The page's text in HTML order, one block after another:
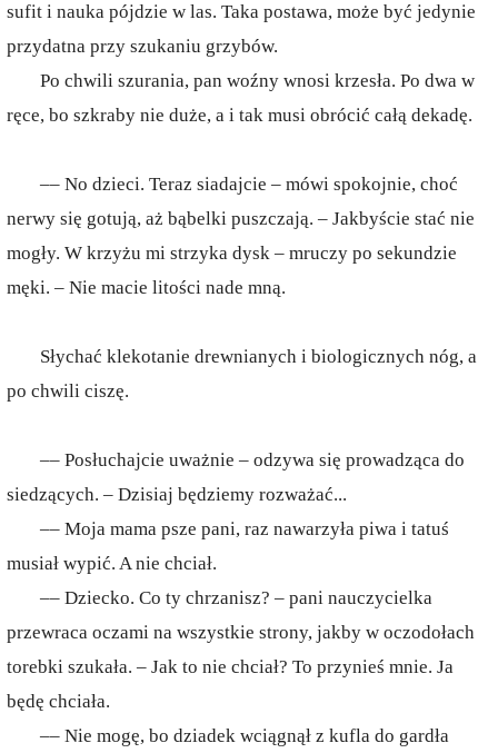
sufit i nauka pójdzie w las. Taka postawa, może być jedynie
przydatna przy szukaniu grzybów.
Po chwili szurania, pan woźny wnosi krzesła. Po dwa w
ręce, bo szkraby nie duże, a i tak musi obrócić całą dekadę.
–– No dzieci. Teraz siadajcie – mówi spokojnie, choć
nerwy się gotują, aż bąbelki puszczają. – Jakbyście stać nie
mogły. W krzyżu mi strzyka dysk – mruczy po sekundzie
męki. – Nie macie litości nade mną.
Słychać klekotanie drewnianych i biologicznych nóg, a
po chwili ciszę.
–– Posłuchajcie uważnie – odzywa się prowadząca do
siedzących. – Dzisiaj będziemy rozważać...
–– Moja mama psze pani, raz nawarzyła piwa i tatuś
musiał wypić. A nie chciał.
–– Dziecko. Co ty chrzanisz? – pani nauczycielka
przewraca oczami na wszystkie strony, jakby w oczodołach
torebki szukała. – Jak to nie chciał? To przynieś mnie. Ja
będę chciała.
–– Nie mogę, bo dziadek wciągnął z kufla do gardła